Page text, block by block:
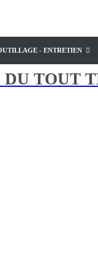
- ENTRETIEN
DU TOUT